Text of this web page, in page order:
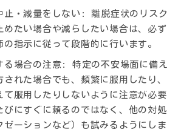
止・減量をしない : 離脱症状のリスク
めたい場合や減らしたい場合は、必ず
の指示に従って段階的に行います。
る場合の注意 : 特定の不安場面に備え
れた場合でも、頻繁に服用したり、
て服用したりしないように注意が必要
びにすぐに頼るのではなく、他の対処
ゼーションなど）も試みるようにしま